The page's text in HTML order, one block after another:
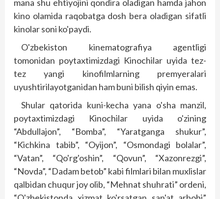
mana shu ehtiyojini qondira oladigan hamda jahon
kino olamida raqobatga dosh bera oladigan sifatli
kinolar soni ko'paydi.
O'zbekiston kinematografiya agentligi
tomonidan poytaxtimizdagi Kinochilar uyida tez-
tez yangi kinofilmlarning premyeralari
uyushtirilayotganidan ham buni bilish qiyin emas.
Shular qatorida kuni-kecha yana o'sha manzil,
poytaxtimizdagi Kinochilar uyida o'zining
“Abdullajon”, “Bomba”, “Yaratganga shukur”,
“Kichkina tabib”, “Oyijon”, “Osmondagi bolalar”,
“Vatan”, “Qo'rg'oshin”, “Qovun”, “Xazonrezgi”,
“Novda”, “Dadam betob” kabi filmlari bilan muxlislar
qalbidan chuqur joy olib, “Mehnat shuhrati” ordeni,